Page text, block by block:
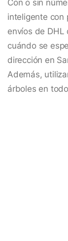
Con o sin
inteligente con
envíos de
cuándo se
dirección en
Además,
árboles en